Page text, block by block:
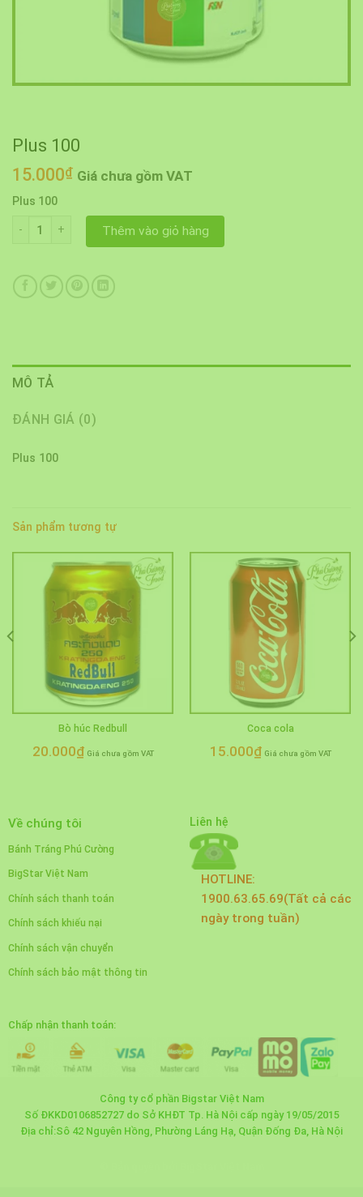
Plus 100
15.000₫ Giá chưa gồm VAT
Plus 100
Thêm vào giỏ hàng
MÔ TẢ
ĐÁNH GIÁ (0)
Plus 100
Sản phẩm tương tự
Bò húc Redbull
20.000₫ Giá chưa gồm VAT
Coca cola
15.000₫ Giá chưa gồm VAT
Về chúng tôi
Bánh Tráng Phú Cường
BigStar Việt Nam
Chính sách thanh toán
Chính sách khiếu nại
Chính sách vận chuyển
Chính sách bảo mật thông tin
Liên hệ
HOTLINE:
1900.63.65.69(Tất cả các
ngày trong tuần)
Chấp nhận thanh toán:
Công ty cổ phần Bigstar Việt Nam
Số ĐKKD0106852727 do Sở KHĐT Tp. Hà Nội cấp ngày 19/05/2015
Địa chỉ:Sô 42 Nguyên Hồng, Phường Láng Hạ, Quận Đống Đa, Hà Nội